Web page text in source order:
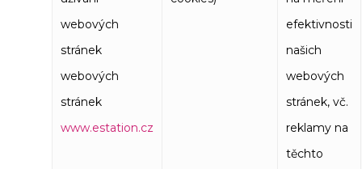
webových
stránek
webových
stránek
www.estation.cz
efektivnosti
našich
webových
stránek, vč.
reklamy na
těchto